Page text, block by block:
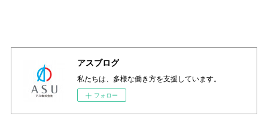
アスブログ
私たちは、多様な働き方を支援しています。
フォロー